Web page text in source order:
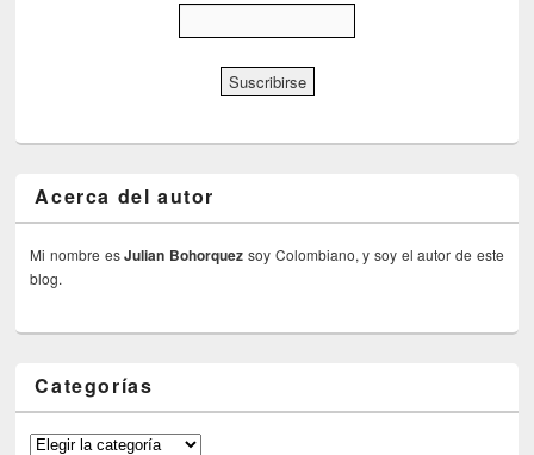
Acerca del autor
Mi nombre esJulian Bohorquez soy Colombiano, y soy el autor de este
blog.
Categorías
Categorías